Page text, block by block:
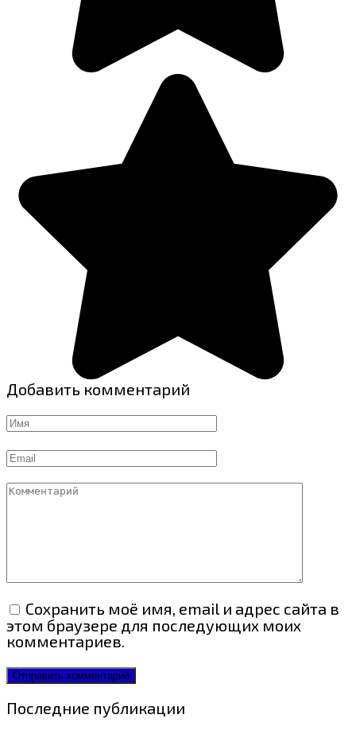
Добавить комментарий
Имя
Email
Комментарий
Сохранить моё имя, email и адрес сайта в
этом браузере для последующих моих
комментариев.
Последние публикации